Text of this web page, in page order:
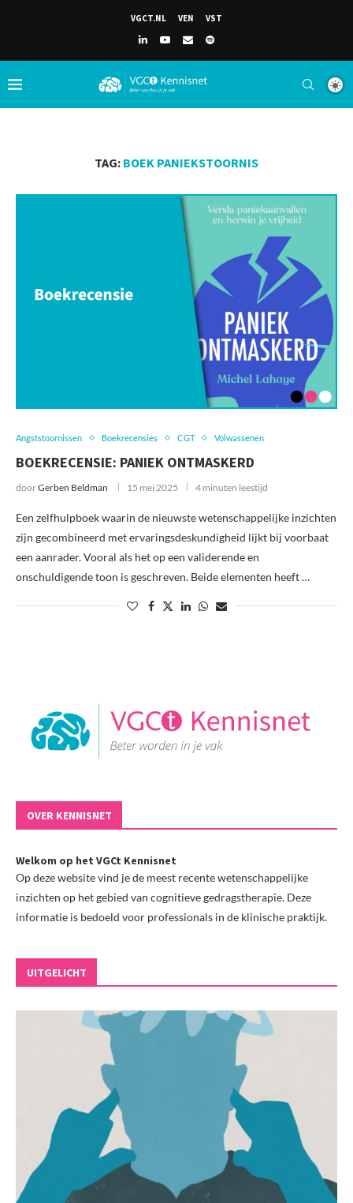
VGCT.NL VEN VST
TAG: BOEK PANIEKSTOORNIS
Angststoornissen Boekrecensies CGT Volwassenen
BOEKRECENSIE: PANIEK ONTMASKERD
doorGerben Beldman 15 mei 2025 4 minuten leestijd
Een zelfhulpboek waarin de nieuwste wetenschappelijke inzichten
zijn gecombineerd met ervaringsdeskundigheid lijkt bij voorbaat
een aanrader. Vooral als het op een validerende en
onschuldigende toon is geschreven. Beide elementen heeft …
OVER KENNISNET
Welkom op het VGCt Kennisnet
Op deze website vind je de meest recente wetenschappelijke
inzichten op het gebied van cognitieve gedragstherapie. Deze
informatie is bedoeld voor professionals in de klinische praktijk.
UITGELICHT